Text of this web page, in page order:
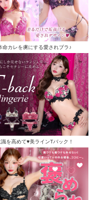
命カレを虜にする愛されブラ♪
識を高めて♥美ラインTバック！